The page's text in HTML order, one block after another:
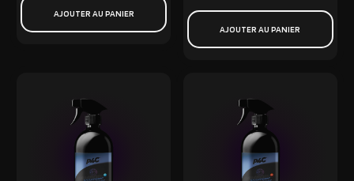
AJOUTER AU PANIER
AJOUTER AU PANIER